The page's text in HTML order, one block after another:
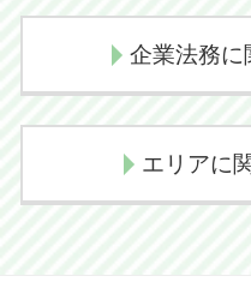
交通事故 示談 長引
交通事故 逸失利益
交通事故 弁護士
過失割合 交通事故
示談交渉 コツ 不貞
人身事故 物損事故
相続放棄 メリット
代襲相続とは
遺産放棄 書類
相続問題 弁護士
相続手続き 期限
相続人 範囲
民事再生とは
自己破産 流れ
任意整理 デメリッ
任意整理 期間
境界線トラブル 弁護
不動産売買トラブ
企業法務に
企業法務 法律事務
エリアに